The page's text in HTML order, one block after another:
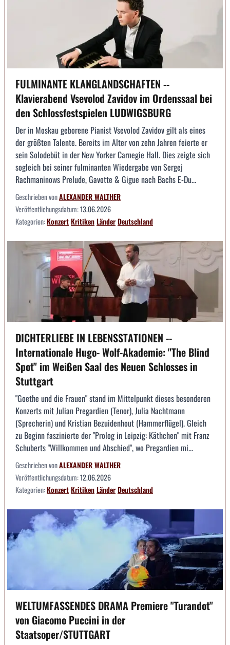
FULMINANTE KLANGLANDSCHAFTEN --
Klavierabend Vsevolod Zavidov im Ordenssaal bei
den Schlossfestspielen LUDWIGSBURG
Der in Moskau geborene Pianist Vsevolod Zavidov gilt als eines
der größten Talente. Bereits im Alter von zehn Jahren feierte er
sein Solodebüt in der New Yorker Carnegie Hall. Dies zeigte sich
sogleich bei seiner fulminanten Wiedergabe von Sergej
Rachmaninows Prelude, Gavotte & Gigue nach Bachs E-Du...
Geschrieben vonALEXANDER WALTHER
Veröffentlichungsdatum:13.06.2026
Kategorien:KonzertKritikenLänderDeutschland
DICHTERLIEBE IN LEBENSSTATIONEN --
Internationale Hugo- Wolf-Akademie: "The Blind
Spot" im Weißen Saal des Neuen Schlosses in
Stuttgart
"Goethe und die Frauen" stand im Mittelpunkt dieses besonderen
Konzerts mit Julian Pregardien (Tenor), Julia Nachtmann
(Sprecherin) und Kristian Bezuidenhout (Hammerflügel). Gleich
zu Beginn faszinierte der "Prolog in Leipzig: Käthchen" mit Franz
Schuberts "Willkommen und Abschied", wo Pregardien mi...
Geschrieben vonALEXANDER WALTHER
Veröffentlichungsdatum:12.06.2026
Kategorien:KonzertKritikenLänderDeutschland
WELTUMFASSENDES DRAMA Premiere "Turandot"
von Giacomo Puccini in der
Staatsoper/STUTTGART